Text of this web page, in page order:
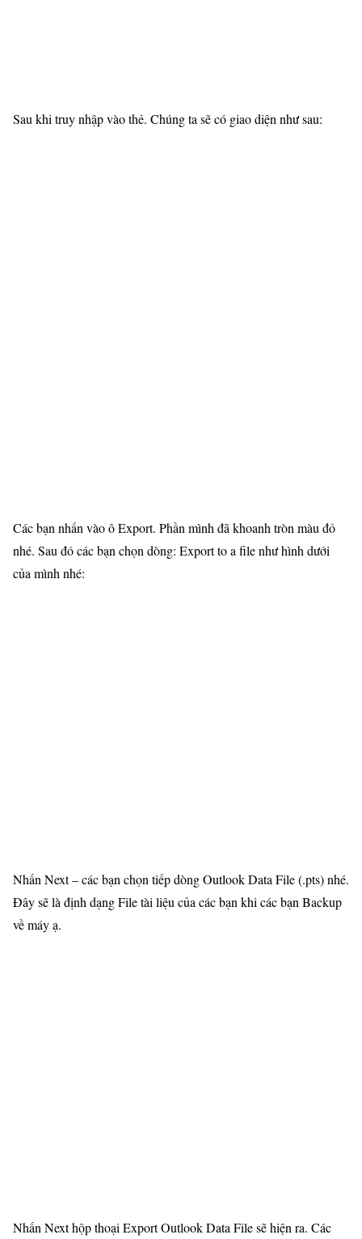
Sau khi truy nhập vào thẻ. Chúng ta sẽ có giao diện như sau:
Các bạn nhấn vào ô Export. Phần mình đã khoanh tròn màu đỏ
nhé. Sau đó các bạn chọn dòng: Export to a file như hình dưới
của mình nhé:
Nhấn Next – các bạn chọn tiếp dòng Outlook Data File (.pts) nhé.
Đây sẽ là định dạng File tài liệu của các bạn khi các bạn Backup
về máy ạ.
Nhấn Next hộp thoại Export Outlook Data File sẽ hiện ra. Các